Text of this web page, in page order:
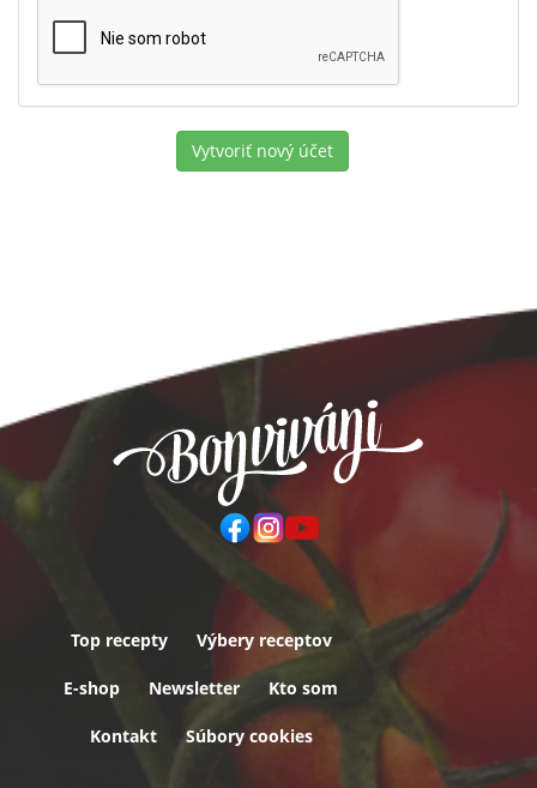
Vytvoriť nový účet
Päta
Top recepty Výbery receptov
E-shop Newsletter Kto som
Kontakt Súbory cookies